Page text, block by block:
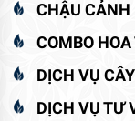
CHẬU CẢNH
COMBO HOA
DỊCH VỤ
DỊCH VỤ TƯ